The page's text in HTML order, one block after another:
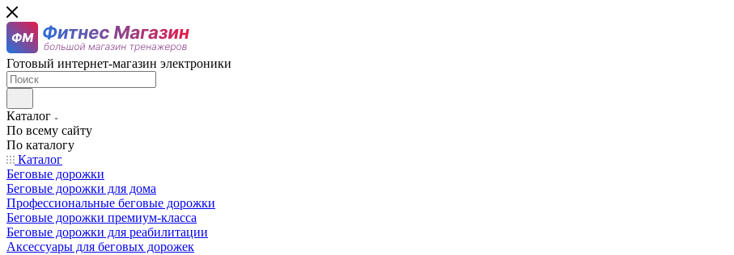
Готовый интернет-магазин электроники
Каталог
По всему сайту
По каталогу
Каталог
Беговые дорожки
Беговые дорожки для дома
Профессиональные беговые дорожки
Беговые дорожки премиум-класса
Беговые дорожки для реабилитации
Аксессуары для беговых дорожек